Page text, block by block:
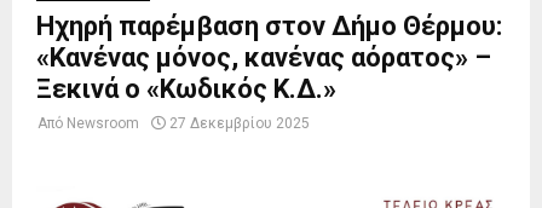
Ηχηρή παρέμβαση στον Δήμο Θέρμου:
«Κανένας μόνος, κανένας αόρατος» –
Ξεκινά ο «Κωδικός Κ.Δ.»
Από Newsroom 27 Δεκεμβρίου 2025